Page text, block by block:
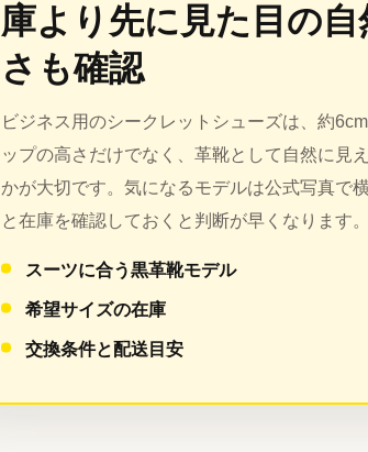
庫より先に見た目の自
さも確認
ビジネス用のシークレットシューズは、約
ップの高さだけでなく、革靴として自然に見
かが大切です。気になるモデルは公式写真で
と在庫を確認しておくと判断が早くなります。
スーツに合う黒革靴モデル
希望サイズの在庫
交換条件と配送目安